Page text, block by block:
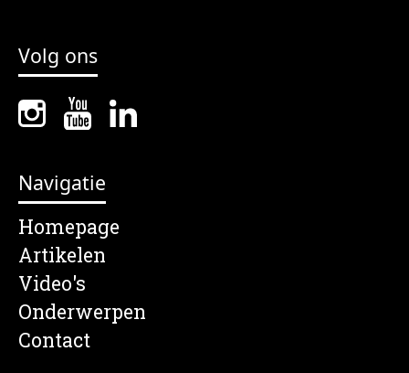
Volg ons
Navigatie
Homepage
Artikelen
Video's
Onderwerpen
Contact